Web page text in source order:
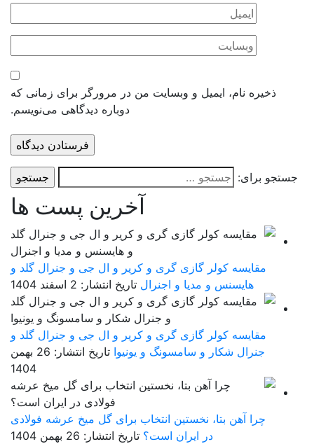
ذخیره نام، ایمیل و وبسایت من در مرورگر برای زمانی که
دوباره دیدگاهی می‌نویسم.
برای:
آخرین پست ها
مقایسه کولر گازی گری و کریر و ال جی و جنرال گلد و
هایسنس و مدیا و اجنرال تاریخ انتشار: 2 اسفند 1404
مقایسه کولر گازی گری و کریر و ال جی و جنرال گلد و
جنرال شکار و سامسونگ و یونیوا
تاریخ انتشار: 26 بهمن
1404
چرا آهن بتا، نخستین انتخاب برای گل میخ عرشه فولادی
در ایران است؟ تاریخ انتشار: 26 بهمن 1404